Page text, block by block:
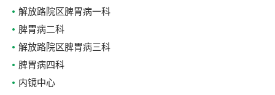
解放路院区脾胃病一科
脾胃病二科
解放路院区脾胃病三科
脾胃病四科
内镜中心